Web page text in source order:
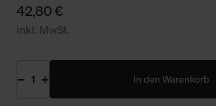
42,80 €
inkl. MwSt.
In den Warenkorb